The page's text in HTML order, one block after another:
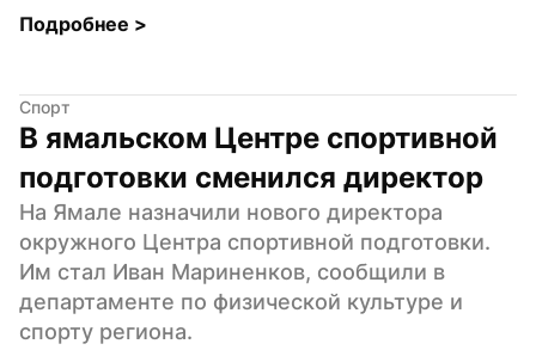
Подробнее >
Спорт
В ямальском Центре спортивной
подготовки сменился директор
На Ямале назначили нового директора
окружного Центра спортивной подготовки.
Им стал Иван Мариненков, сообщили в
департаменте по физической культуре и
спорту региона.